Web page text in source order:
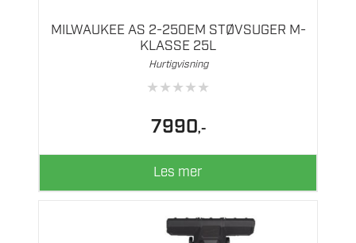
MILWAUKEE AS 2-250EM STØVSUGER M-
KLASSE 25L
Hurtigvisning
★★★★★
7990,-
Les mer